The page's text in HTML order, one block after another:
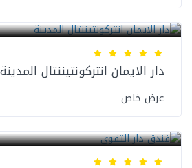
دار الايمان انتركونتيننتال المدينة
عرض خاص